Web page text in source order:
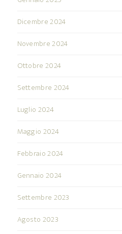
Dicembre 2024
Novembre 2024
Ottobre 2024
Settembre 2024
Luglio 2024
Maggio 2024
Febbraio 2024
Gennaio 2024
Settembre 2023
Agosto 2023